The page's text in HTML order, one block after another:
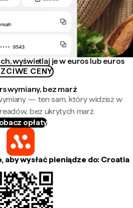
wyświetlaj je w euros lub euros
CENY
wymiany, bez marż
— ten sam, który widzisz w
bez ukrytych marż.
opłaty
aby wysłać pieniądze do: Croatia